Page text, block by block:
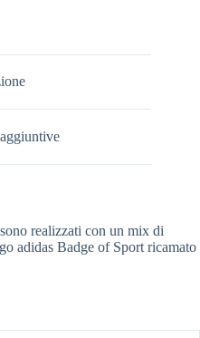
realizzati con un mix di
adidas Badge of Sport ricamato